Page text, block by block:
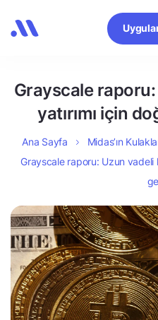
Grayscale
yatırımı için
Ana Sayfa Midas’ın
Grayscale raporu: Uzun vadeli